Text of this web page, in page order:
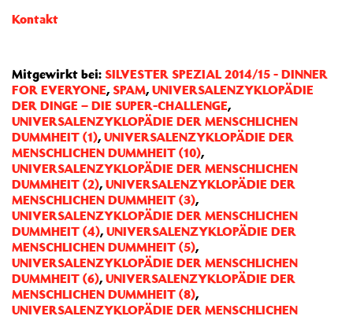
Kontakt
Mitgewirkt bei: SILVESTER SPEZIAL 2014/15 - DINNER
FOR EVERYONE, SPAM, UNIVERSALENZYKLOPÄDIE
DER DINGE – DIE SUPER-CHALLENGE,
UNIVERSALENZYKLOPÄDIE DER MENSCHLICHEN
DUMMHEIT (1), UNIVERSALENZYKLOPÄDIE DER
MENSCHLICHEN DUMMHEIT (10),
UNIVERSALENZYKLOPÄDIE DER MENSCHLICHEN
DUMMHEIT (2), UNIVERSALENZYKLOPÄDIE DER
MENSCHLICHEN DUMMHEIT (3),
UNIVERSALENZYKLOPÄDIE DER MENSCHLICHEN
DUMMHEIT (4), UNIVERSALENZYKLOPÄDIE DER
MENSCHLICHEN DUMMHEIT (5),
UNIVERSALENZYKLOPÄDIE DER MENSCHLICHEN
DUMMHEIT (6), UNIVERSALENZYKLOPÄDIE DER
MENSCHLICHEN DUMMHEIT (8),
UNIVERSALENZYKLOPÄDIE DER MENSCHLICHEN